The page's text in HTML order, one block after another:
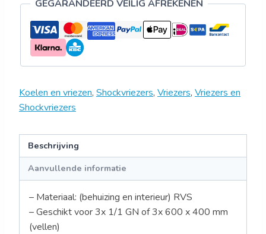
GEGARANDEERD VEILIG AFREKENEN
Koelen en vriezen, Shockvriezers, Vriezers, Vriezers en
Shockvriezers
Beschrijving
Aanvullende informatie
– Materiaal: (behuizing en interieur) RVS
– Geschikt voor 3x 1/1 GN of 3x 600 x 400 mm
(vellen)